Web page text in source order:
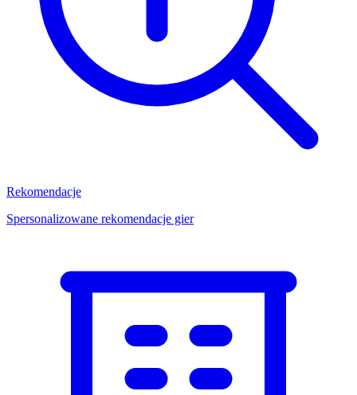
Rekomendacje
Spersonalizowane rekomendacje gier